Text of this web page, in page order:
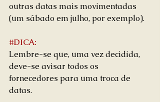
outras datas mais movimentadas
(um sábado em julho, por exemplo).
#DICA:
Lembre-se que, uma vez decidida,
deve-se avisar todos os
fornecedores para uma troca de
datas.